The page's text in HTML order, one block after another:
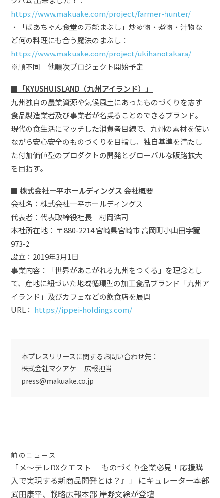
https://www.makuake.com/project/farmer-hunter/
・「ばあちゃん食堂の万能まぶし」炒め物・煮物・汁物な
ど何の料理にも合う魔法のまぶし：
https://www.makuake.com/project/ukihanotakara/
※順不同 他順次プロジェクト開始予定
■「KYUSHU ISLAND（九州アイランド）」
九州独自の農業資源や気候風土にあったものづくりを志す
食品製造業者及び事業者が名乗ることのできるブランド。
現代の食生活にマッチした消費者目線で、九州の素材を使い
ながら安心安全のものづくりを目指し、独自基準を満たし
た付加価値型のプロダクトの開発とグローバルな販路拡大
を目指す。
■ 株式会社一平ホールディングス 会社概要
会社名：株式会社一平ホールディングス
代表者：代表取締役社長 村岡浩司
本社所在地： 〒880-2214 宮崎県宮崎市 高岡町小山田字麓
973-2
設立：2019年3月1日
事業内容：「世界があこがれる九州をつくる」を理念とし
て、産地に紐づいた地域循環型の加工食品ブランド「九州ア
イランド」及びカフェなどの飲食店を展開
URL： https://ippei-holdings.com/
本プレスリリースに関するお問い合わせ先：
株式会社マクアケ 広報担当
press@makuake.co.jp
投
稿
ナ
前のニュース
「メ～テレDXクエスト 『ものづくり企業必見！応援購
入で実現する新商品開発とは？』」 にキュレーター本部
武田康平、戦略広報本部 岸野文絵が登壇